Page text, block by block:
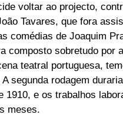
voltar ao projecto,
Tavares, que fora
comédias de Joaquim
composto sobretudo por
teatral portuguesa,
segunda rodagem
1910, e os trabalhos
meses.